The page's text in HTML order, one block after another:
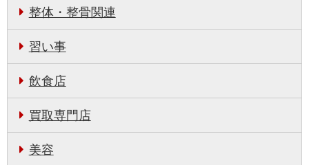
整体・整骨関連
習い事
飲食店
買取専門店
美容